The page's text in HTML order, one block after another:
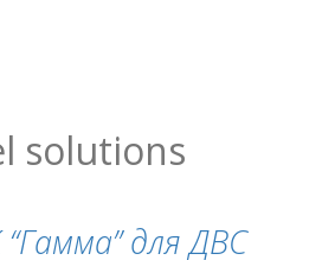
solutions
“Гамма” для ДВС